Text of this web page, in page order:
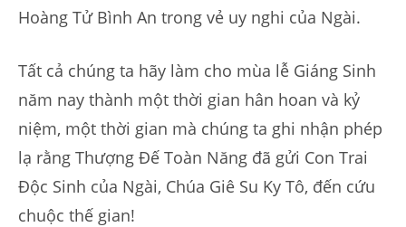
Hoàng Tử Bình An trong vẻ uy nghi của Ngài.
Tất cả chúng ta hãy làm cho mùa lễ Giáng Sinh
năm nay thành một thời gian hân hoan và kỷ
niệm, một thời gian mà chúng ta ghi nhận phép
lạ rằng Thượng Đế Toàn Năng đã gửi Con Trai
Độc Sinh của Ngài, Chúa Giê Su Ky Tô, đến cứu
chuộc thế gian!